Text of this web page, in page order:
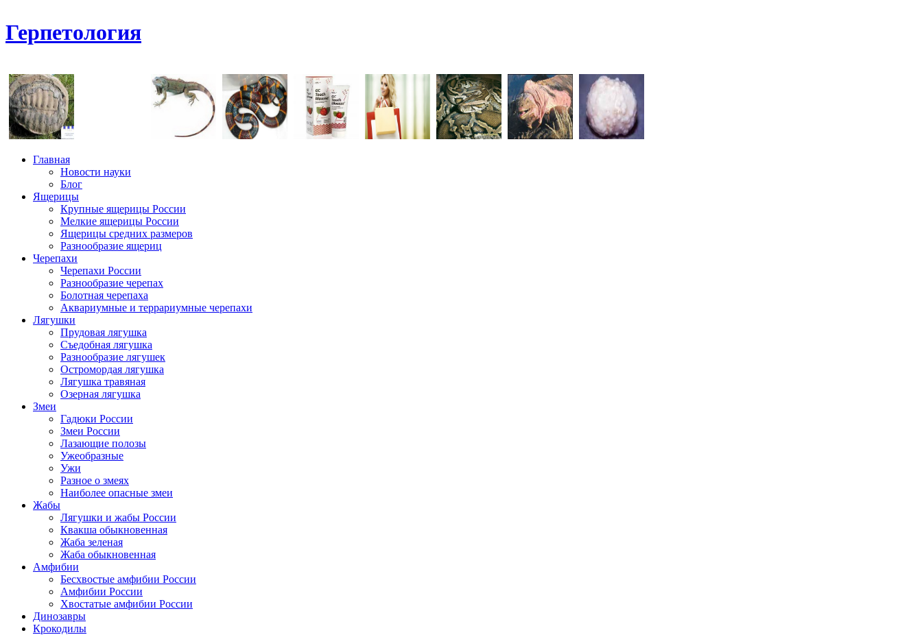
Герпетология
Главная
Новости науки
Блог
Ящерицы
Крупные ящерицы России
Мелкие ящерицы России
Ящерицы средних размеров
Разнообразие ящериц
Черепахи
Черепахи России
Разнообразие черепах
Болотная черепаха
Аквариумные и террариумные черепахи
Лягушки
Прудовая лягушка
Съедобная лягушка
Разнообразие лягушек
Остромордая лягушка
Лягушка травяная
Озерная лягушка
Змеи
Гадюки России
Змеи России
Лазающие полозы
Ужеобразные
Ужи
Разное о змеях
Наиболее опасные змеи
Жабы
Лягушки и жабы России
Квакша обыкновенная
Жаба зеленая
Жаба обыкновенная
Амфибии
Бесхвостые амфибии России
Амфибии России
Хвостатые амфибии России
Динозавры
Крокодилы